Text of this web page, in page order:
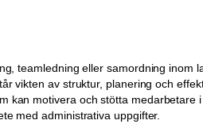
teamledning eller samordning inom
vikten av struktur, planering och
kan motivera och stötta medarbetare
med administrativa uppgifter.